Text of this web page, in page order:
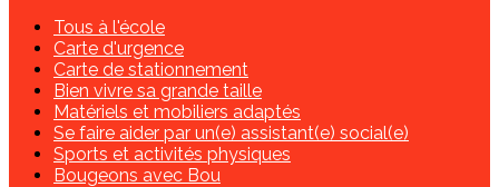
Tous à l'école
Carte d'urgence
Carte de stationnement
Bien vivre sa grande taille
Matériels et mobiliers adaptés
Se faire aider par un(e) assistant(e) social(e)
Sports et activités physiques
Bougeons avec Bou